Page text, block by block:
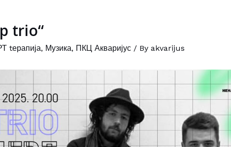
trio“
tерапија, Музика, ПКЦ Акваријус/ By akvarijus